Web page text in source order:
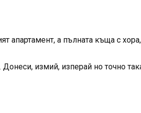
апартамент, а пълната къща с
измий, изперай но точно